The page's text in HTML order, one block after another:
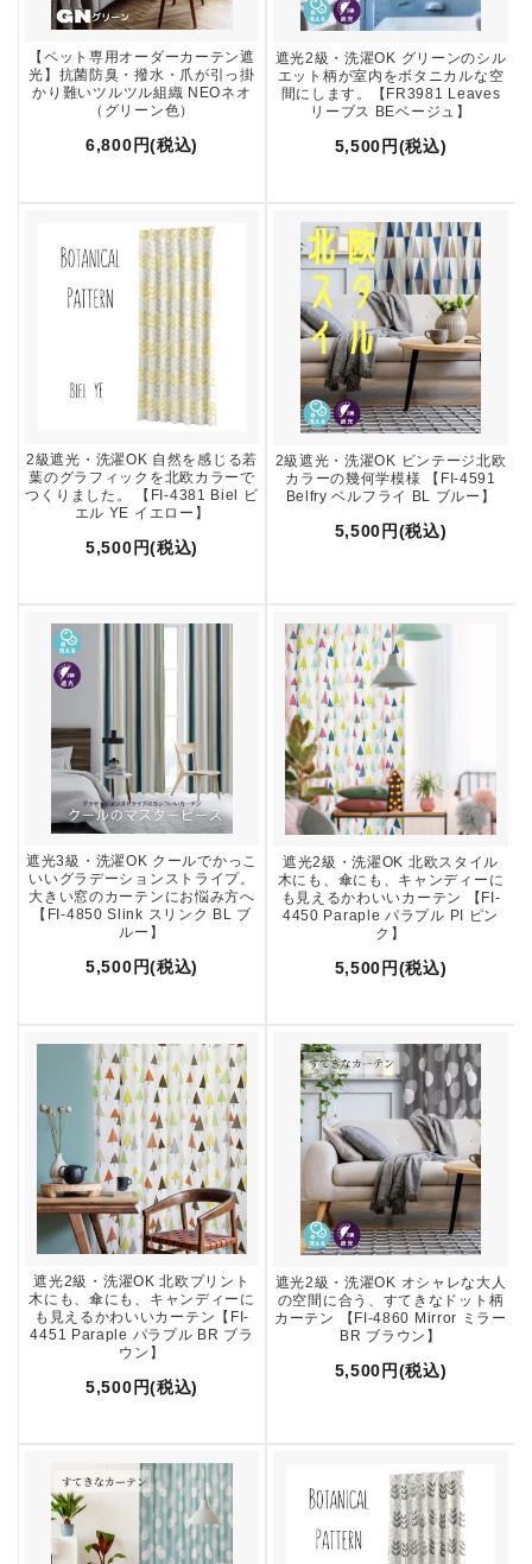
【ペット専用オーダーカーテン遮
光】抗菌防臭・撥水・爪が引っ掛
かり難いツルツル組織 NEOネオ
（グリーン色）
6,800円(税込)
遮光2級・洗濯OK グリーンのシル
エット柄が室内をボタニカルな空
間にします。【FR3981 Leaves
リーブス BEベージュ】
5,500円(税込)
2級遮光・洗濯OK 自然を感じる若
葉のグラフィックを北欧カラーで
つくりました。 【FI-4381 Biel ビ
エル YE イエロー】
5,500円(税込)
2級遮光・洗濯OK ビンテージ北欧
カラーの幾何学模様 【FI-4591
Belfry ベルフライ BL ブルー】
5,500円(税込)
遮光3級・洗濯OK クールでかっこ
いいグラデーションストライプ。
大きい窓のカーテンにお悩み方へ
【FI-4850 Slink スリンク BL ブ
ルー】
5,500円(税込)
遮光2級・洗濯OK 北欧スタイル
木にも、傘にも、キャンディーに
も見えるかわいいカーテン 【FI-
4450 Paraple パラプル PI ピン
ク】
5,500円(税込)
遮光2級・洗濯OK 北欧プリント
木にも、傘にも、キャンディーに
も見えるかわいいカーテン【FI-
4451 Paraple パラプル BR ブラ
ウン】
5,500円(税込)
遮光2級・洗濯OK オシャレな大人
の空間に合う、すてきなドット柄
カーテン 【FI-4860 Mirror ミラー
BR ブラウン】
5,500円(税込)